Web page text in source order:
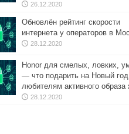
26.12.2020
Обновлён рейтинг скорости
интернета у операторов в
28.12.2020
Honor для смелых, ловких,
— что подарить на Новый год
любителям активного образа
28.12.2020